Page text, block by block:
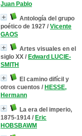
Juan Pablo
Antología del grupo
poético de 1927 / Vicente
GAOS
Artes visuales en el
siglo XX / Edward LUCIE-
SMITH
El camino difícil y
otros cuentos / HESSE,
Hermann
La era del imperio,
1875-1914 / Eric
HOBSBAWM